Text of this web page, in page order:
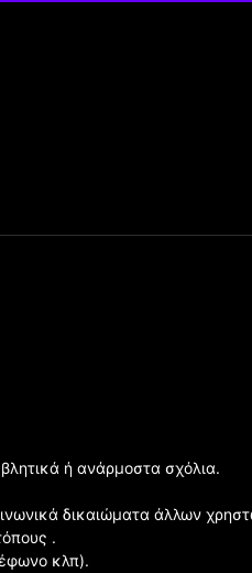
ή ανάρμοστα σχόλια.
δικαιώματα άλλων
.
κλπ).